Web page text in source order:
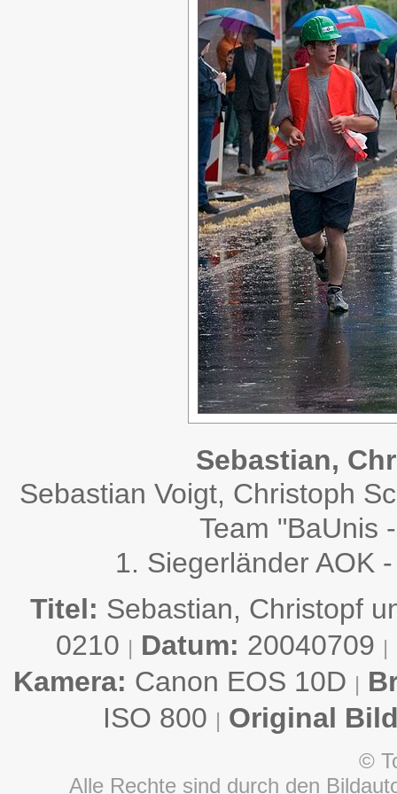
Sebastian,
Sebastian Voigt, Christoph
Team "BaUnis
1. Siegerländer AOK
Titel: Sebastian, Christopf
0210 | Datum: 20040709 |
Kamera: Canon EOS 10D |
ISO 800 | Original
©
Alle Rechte sind durch den